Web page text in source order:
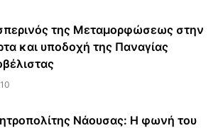
της Μεταμορφώσεως στην
και υποδοχή της Παναγίας
Νάουσας: Η φωνή του